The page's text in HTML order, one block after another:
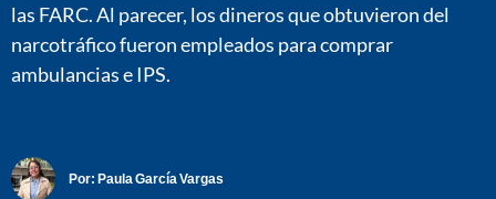
las FARC. Al parecer, los dineros que obtuvieron del
narcotráfico fueron empleados para comprar
ambulancias e IPS.
Por: Paula García Vargas